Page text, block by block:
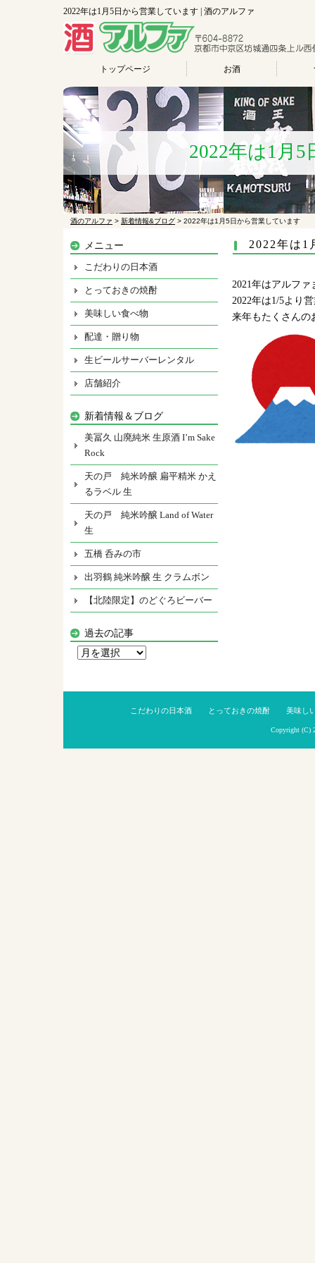
2022年は1月5日から営業しています | 酒のアルファ
トップページ お酒
2022年は1月
酒のアルファ > 新着情報&ブログ > 2022年は1月5日から営業しています
2022年は1
2021年はアルフ
2022年は1/5より
来年もたくさんの
メニュー
こだわりの日本酒
とっておきの焼酎
美味しい食べ物
配達・贈り物
生ビールサーバーレンタル
店舗紹介
新着情報＆ブログ
美冨久 山廃純米 生原酒 I’m Sake
Rock
天の戸 純米吟醸 扁平精米 かえ
るラベル 生
天の戸 純米吟醸 Land of Water
生
五橋 呑みの市
出羽鶴 純米吟醸 生 クラムボン
【北陸限定】のどぐろビーバー
過去の記事
こだわりの日本酒 とっておきの焼酎 美味し
Copyright (C)